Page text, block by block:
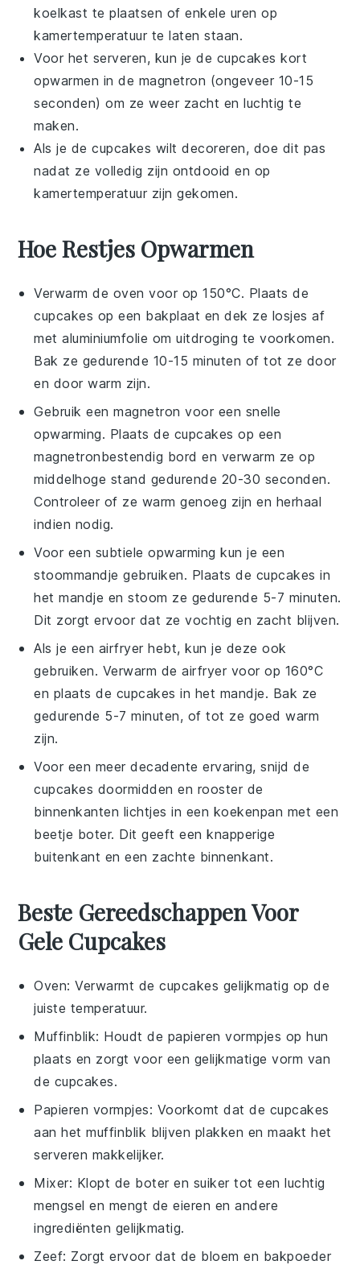
koelkast te plaatsen of enkele uren op
kamertemperatuur te laten staan.
Voor het serveren, kun je de cupcakes kort
opwarmen in de magnetron (ongeveer 10-15
seconden) om ze weer zacht en luchtig te
maken.
Als je decupcakes wilt decoreren, doe dit pas
nadat ze volledig zijn ontdooid en op
kamertemperatuur zijn gekomen.
Hoe Restjes Opwarmen
Verwarm de oven voor op 150°C. Plaats de
cupcakes op een bakplaat en dek ze losjes af
met aluminiumfolie om uitdroging te voorkomen.
Bak ze gedurende 10-15 minuten of tot ze door
en door warm zijn.
Gebruik een magnetron voor een snelle
opwarming. Plaats de cupcakes op een
magnetronbestendig bord en verwarm ze op
middelhoge stand gedurende 20-30 seconden.
Controleer of ze warm genoeg zijn en herhaal
indien nodig.
Voor een subtiele opwarming kun je een
stoommandje gebruiken. Plaats de cupcakes in
het mandje en stoom ze gedurende 5-7 minuten.
Dit zorgt ervoor dat ze vochtig en zacht blijven.
Als je een airfryer hebt, kun je deze ook
gebruiken. Verwarm de airfryer voor op 160°C
en plaats de cupcakes in het mandje. Bak ze
gedurende 5-7 minuten, of tot ze goed warm
zijn.
Voor een meer decadente ervaring, snijd de
cupcakes doormidden en rooster de
binnenkanten lichtjes in een koekenpan met een
beetje boter. Dit geeft een knapperige
buitenkant en een zachte binnenkant.
Beste Gereedschappen Voor
Gele Cupcakes
Oven: Verwarmt de cupcakes gelijkmatig op de
juiste temperatuur.
Muffinblik: Houdt de papieren vormpjes op hun
plaats en zorgt voor een gelijkmatige vorm van
de cupcakes.
Papieren vormpjes: Voorkomt dat de cupcakes
aan het muffinblik blijven plakken en maakt het
serveren makkelijker.
Mixer: Klopt de boter en suiker tot een luchtig
mengsel en mengt de eieren en andere
ingrediënten gelijkmatig.
Zeef: Zorgt ervoor dat de bloem en bakpoeder